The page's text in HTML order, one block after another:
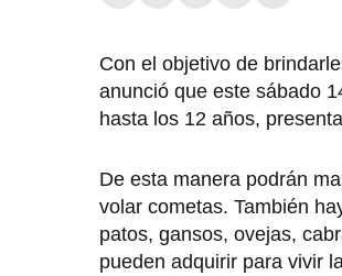
Con el objetivo de
anunció que este sábado
hasta los 12 años,
De esta manera podrán
volar cometas. También
patos, gansos, ovejas,
pueden adquirir para vivir